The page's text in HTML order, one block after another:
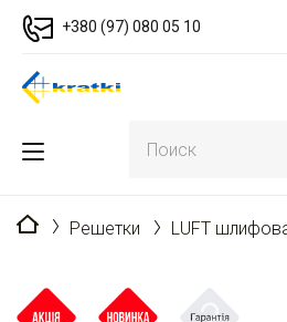
+380 (97) 080 05 10
Главная
Решетки LUFT